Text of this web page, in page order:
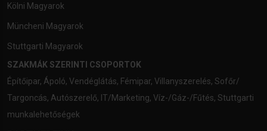
Kölni Magyarok
Müncheni Magyarok
Stuttgarti Magyarok
SZAKMÁK SZERINTI CSOPORTOK
Építőipar, Ápoló, Vendéglátás, Fémipar, Villanyszerelés, Sofőr/
Targoncás, Autószerelő, IT/Marketing, Víz-/Gáz-/Fűtés, Stuttgarti
munkalehetőségek